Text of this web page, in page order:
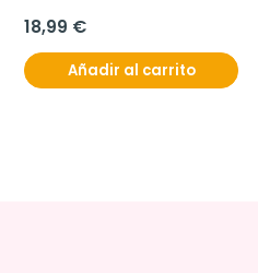
18,99 €
Añadir al carrito